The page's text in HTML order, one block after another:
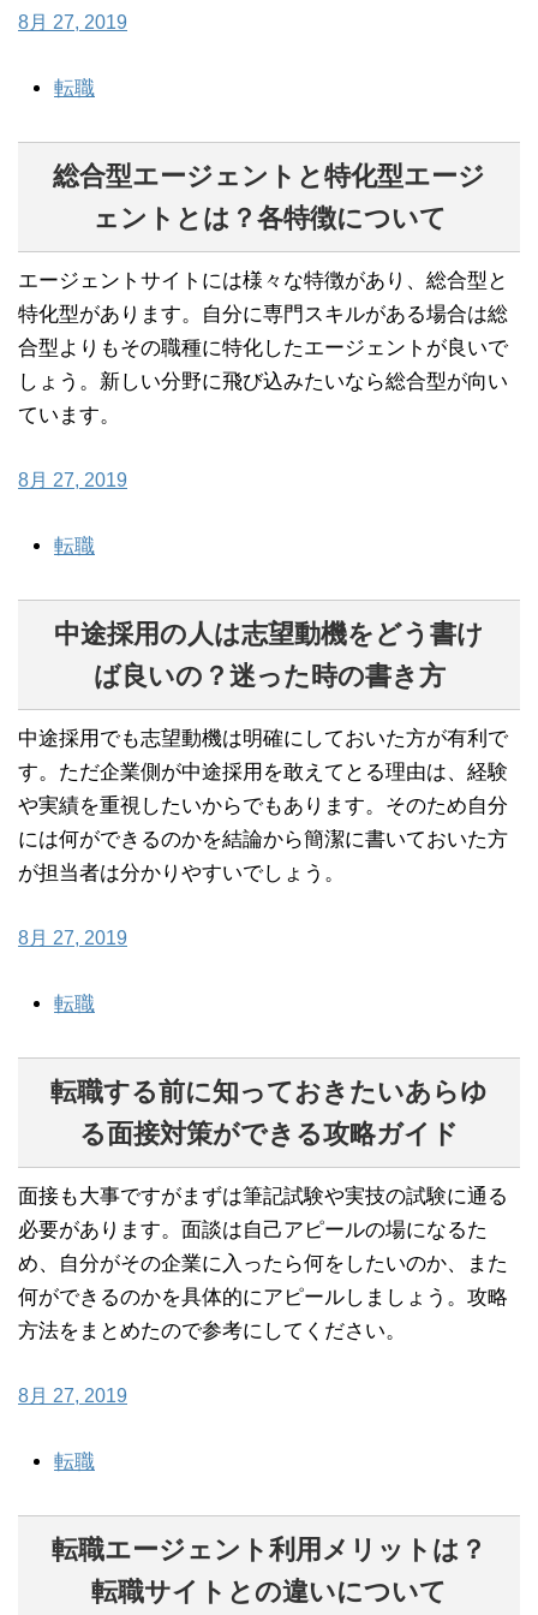
8月 27, 2019
転職
総合型エージェントと特化型エージ
ェントとは？各特徴について
エージェントサイトには様々な特徴があり、総合型と
特化型があります。自分に専門スキルがある場合は総
合型よりもその職種に特化したエージェントが良いで
しょう。新しい分野に飛び込みたいなら総合型が向い
ています。
8月 27, 2019
転職
中途採用の人は志望動機をどう書け
ば良いの？迷った時の書き方
中途採用でも志望動機は明確にしておいた方が有利で
す。ただ企業側が中途採用を敢えてとる理由は、経験
や実績を重視したいからでもあります。そのため自分
には何ができるのかを結論から簡潔に書いておいた方
が担当者は分かりやすいでしょう。
8月 27, 2019
転職
転職する前に知っておきたいあらゆ
る面接対策ができる攻略ガイド
面接も大事ですがまずは筆記試験や実技の試験に通る
必要があります。面談は自己アピールの場になるた
め、自分がその企業に入ったら何をしたいのか、また
何ができるのかを具体的にアピールしましょう。攻略
方法をまとめたので参考にしてください。
8月 27, 2019
転職
転職エージェント利用メリットは？
転職サイトとの違いについて